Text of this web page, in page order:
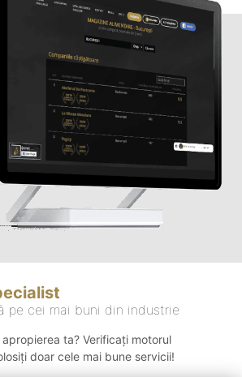
pe cei mai buni din industrie
ta? Verificați motorul
doar cele mai bune servicii!